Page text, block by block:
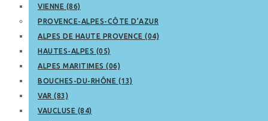
VIENNE (86)
PROVENCE-ALPES-CÔTE D’AZUR
ALPES DE HAUTE PROVENCE (04)
HAUTES-ALPES (05)
ALPES MARITIMES (06)
BOUCHES-DU-RHÔNE (13)
VAR (83)
VAUCLUSE (84)